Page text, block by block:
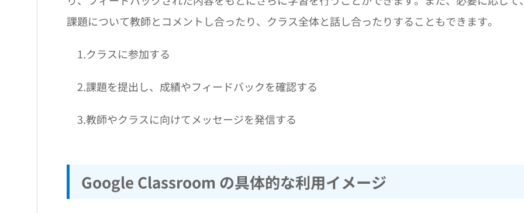
課題について教師とコメントし合ったり、クラス全体と話し合ったりすることもできます。
1.クラスに参加する
2.課題を提出し、成績やフィードバックを確認する
3.教師やクラスに向けてメッセージを発信する
Google Classroom の具体的な利用イメージ